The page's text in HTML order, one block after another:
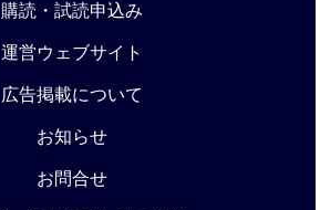
購読・試読申込み
運営ウェブサイト
広告掲載について
お知らせ
お問合せ